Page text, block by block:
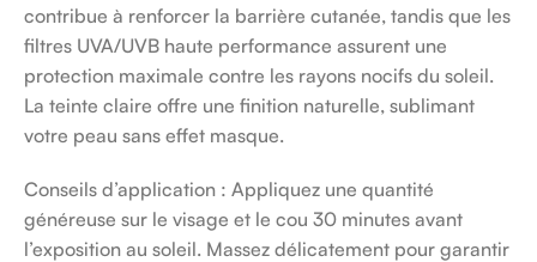
contribue à renforcer la barrière cutanée, tandis que les
filtres UVA/UVB haute performance assurent une
protection maximale contre les rayons nocifs du soleil.
La teinte claire offre une finition naturelle, sublimant
votre peau sans effet masque.
Conseils d’application : Appliquez une quantité
généreuse sur le visage et le cou 30 minutes avant
l’exposition au soleil. Massez délicatement pour garantir